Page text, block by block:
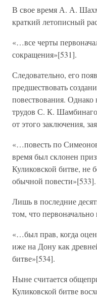
В свое время А. А.
краткий летописный
«…все черты
сокращения»[531].
Следовательно, его
предшествовать
повествования. Однако
трудов С. К.
от этого заключения,
«…повесть по
время был склонен
Куликовской битве, не
обычной повести»[533].
Лишь в последние
том, что
«…был прав, когда
иже на Дону как
битве»[534].
Ныне считается
Куликовской битве